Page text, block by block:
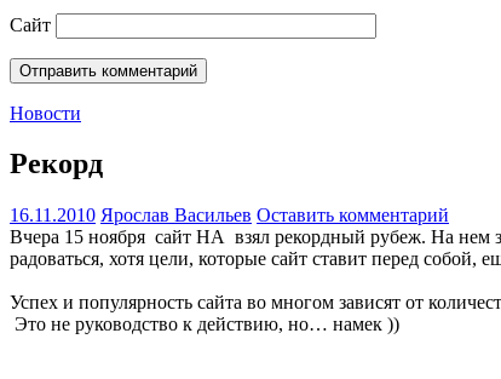
Сайт
Новости
Рекорд
16.11.2010 Ярослав Васильев Оставить комментарий
Вчера 15 ноября сайт НА взял рекордный рубеж. На нем
радоваться, хотя цели, которые сайт ставит перед собой,
Успех и популярность сайта во многом зависят от
Это не руководство к действию, но… намек ))